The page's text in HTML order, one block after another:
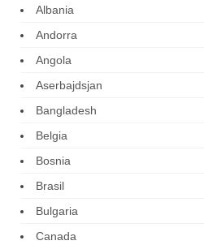
Albania
Andorra
Angola
Aserbajdsjan
Bangladesh
Belgia
Bosnia
Brasil
Bulgaria
Canada